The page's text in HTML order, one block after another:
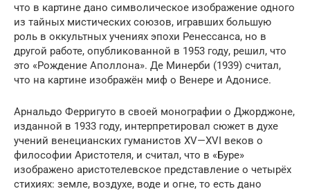
что в картине дано символическое изображение одного
из тайных мистических союзов, игравших большую
роль в оккультных учениях эпохи Ренессанса, но в
другой работе, опубликованной в 1953 году, решил, что
это «Рождение Аполлона». Де Минерби (1939) считал,
что на картине изображён миф о Венере и Адонисе.
Арнальдо Ферригуто в своей монографии о Джорджоне,
изданной в 1933 году, интерпретировал сюжет в духе
учений венецианских гуманистов XV—XVI веков о
философии Аристотеля, и считал, что в «Буре»
изображено аристотелевское представление о четырёх
стихиях: земле, воздухе, воде и огне, то есть дано